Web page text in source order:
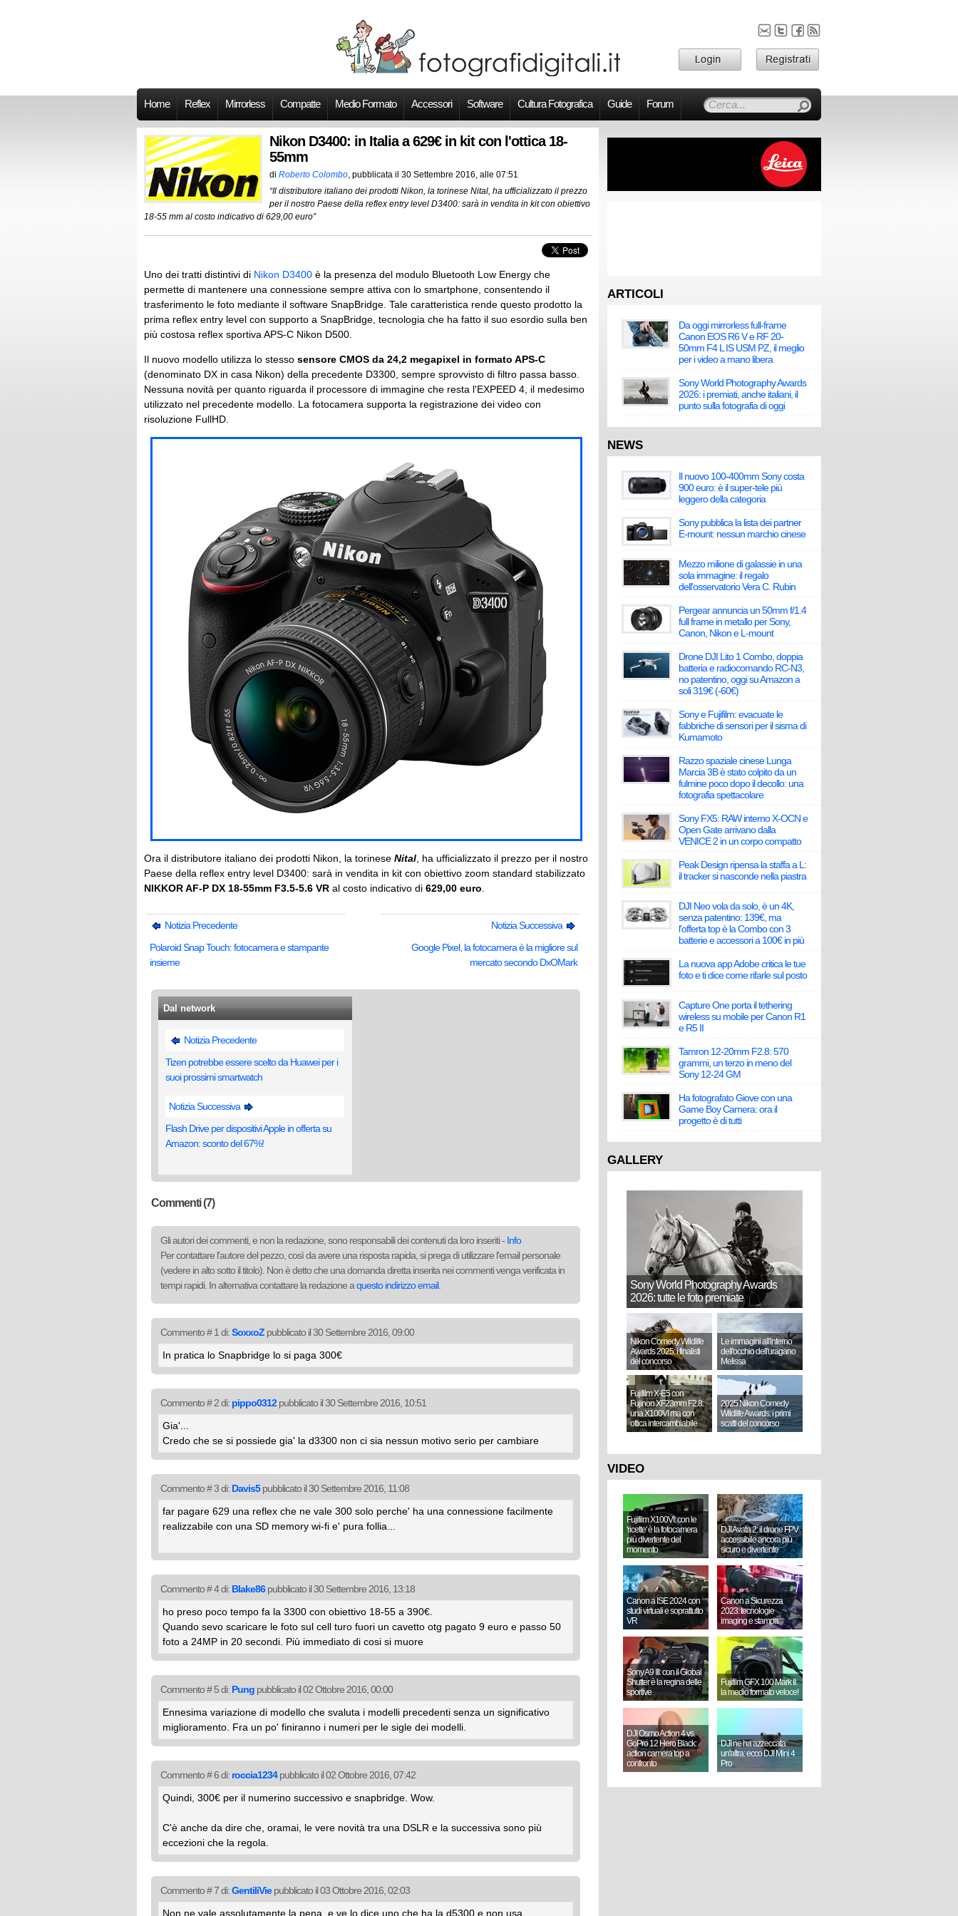
Home Reflex Mirrorless Compatte Medio Formato Accessori Software Cultura Fotografica Guide Forum
Nikon D3400: in Italia a 629€ in kit con l'ottica 18-
55mm
di Roberto Colombo, pubblicata il 30 Settembre 2016, alle 07:51
“Il distributore italiano dei prodotti Nikon, la torinese Nital, ha ufficializzato il prezzo
per il nostro Paese della reflex entry level D3400: sarà in vendita in kit con obiettivo
18-55 mm al costo indicativo di 629,00 euro”
Uno dei tratti distintivi di Nikon D3400 è la presenza del modulo Bluetooth Low Energy che
permette di mantenere una connessione sempre attiva con lo smartphone, consentendo il
trasferimento le foto mediante il software SnapBridge. Tale caratteristica rende questo prodotto la
prima reflex entry level con supporto a SnapBridge, tecnologia che ha fatto il suo esordio sulla ben
più costosa reflex sportiva APS-C Nikon D500.
Il nuovo modello utilizza lo stesso sensore CMOS da 24,2 megapixel in formato APS-C
(denominato DX in casa Nikon) della precedente D3300, sempre sprovvisto di filtro passa basso.
Nessuna novità per quanto riguarda il processore di immagine che resta l'EXPEED 4, il medesimo
utilizzato nel precedente modello. La fotocamera supporta la registrazione dei video con
risoluzione FullHD.
Ora il distributore italiano dei prodotti Nikon, la torinese Nital , ha ufficializzato il prezzo per il nostro
Paese della reflex entry level D3400: sarà in vendita in kit con obiettivo zoom standard stabilizzato
NIKKOR AF-P DX 18-55mm F3.5-5.6 VR al costo indicativo di 629,00 euro
Notizia Precedente
Polaroid Snap Touch: fotocamera e stampante
insieme
Notizia Successiva
Google Pixel, la fotocamera è la migliore sul
mercato secondo DxOMark
Dal network
Notizia Precedente
Tizen potrebbe essere scelto da Huawei per i
suoi prossimi smartwatch
Notizia Successiva
Flash Drive per dispositivi Apple in offerta su
Amazon: sconto del 67%!
Commenti (7)
Gli autori dei commenti, e non la redazione, sono responsabili dei contenuti da loro inseriti - Info
Per contattare l'autore del pezzo, così da avere una risposta rapida, si prega di utilizzare l'email personale
(vedere in alto sotto il titolo). Non è detto che una domanda diretta inserita nei commenti venga verificata in
tempi rapidi. In alternativa contattare la redazione aquesto indirizzo email.
Commento # 1 di:SoxxoZ pubblicato il 30 Settembre 2016, 09:00
In pratica lo Snapbridge lo si paga 300€
Commento # 2 di: pippo0312pubblicato il 30 Settembre 2016, 10:51
Gia'...
Credo che se si possiede gia' la d3300 non ci sia nessun motivo serio per cambiare
Commento # 3 di: Davis5pubblicato il 30 Settembre 2016, 11:08
far pagare 629 una reflex che ne vale 300 solo perche' ha una connessione facilmente
realizzabile con una SD memory wi-fi e' pura follia...
Commento # 4 di: Blake86pubblicato il 30 Settembre 2016, 13:18
ho preso poco tempo fa la 3300 con obiettivo 18-55 a 390€.
Quando sevo scaricare le foto sul cell turo fuori un cavetto otg pagato 9 euro e passo 50
foto a 24MP in 20 secondi. Più immediato di cosi si muore
Commento # 5 di: Pung pubblicato il 02 Ottobre 2016, 00:00
Ennesima variazione di modello che svaluta i modelli precedenti senza un significativo
miglioramento. Fra un po' finiranno i numeri per le sigle dei modelli.
Commento # 6 di: roccia1234pubblicato il 02 Ottobre 2016, 07:42
Quindi, 300€ per il numerino successivo e snapbridge. Wow.
C'è anche da dire che, oramai, le vere novità tra una DSLR e la successiva sono più
eccezioni che la regola.
Commento # 7 di:GentiliViepubblicato il 03 Ottobre 2016, 02:03
Non ne vale assolutamente la pena, e ve lo dice uno che ha la d5300 e non usa
ARTICOLI
Da oggi mirrorless full-frame
Canon EOS R6 V e RF 20-
50mm F4 L IS USM PZ, il meglio
per i video a mano libera
Sony World Photography Awards
2026: i premiati, anche italiani, il
punto sulla fotografia di oggi
NEWS
Il nuovo 100-400mm Sony costa
900 euro: è il super-tele più
leggero della categoria
Sony pubblica la lista dei partner
E-mount: nessun marchio cinese
Mezzo milione di galassie in una
sola immagine: il regalo
dell'osservatorio Vera C. Rubin
Pergear annuncia un 50mm f/1.4
full frame in metallo per Sony,
Canon, Nikon e L-mount
Drone DJI Lito 1 Combo, doppia
batteria e radiocomando RC-N3,
no patentino, oggi su Amazon a
soli 319€ (-60€)
Sony e Fujifilm: evacuate le
fabbriche di sensori per il sisma di
Kumamoto
Razzo spaziale cinese Lunga
Marcia 3B è stato colpito da un
fulmine poco dopo il decollo: una
fotografia spettacolare
Sony FX5: RAW interno X-OCN e
Open Gate arrivano dalla
VENICE 2 in un corpo compatto
Peak Design ripensa la staffa a L:
il tracker si nasconde nella piastra
DJI Neo vola da solo, è un 4K,
senza patentino: 139€, ma
l'offerta top è la Combo con 3
batterie e accessori a 100€ in più
La nuova app Adobe critica le tue
foto e ti dice come rifarle sul posto
Capture One porta il tethering
wireless su mobile per Canon R1
e R5 II
Tamron 12-20mm F2.8: 570
grammi, un terzo in meno del
Sony 12-24 GM
Ha fotografato Giove con una
Game Boy Camera: ora il
progetto è di tutti
GALLERY
Sony World Photography Awards
2026: tutte le foto premiate
Nikon Comedy Wildlife
Awards 2025: i finalisti
del concorso
Le immagini all'interno
dell'occhio dell'uragano
Melissa
Fujifilm X-E5 con
Fujinon XF23mm F2.8:
una X100VI ma con
ottica intercambiabile
2025 Nikon Comedy
Wildlife Awards: i primi
scatti del concorso
VIDEO
Fujifilm X100VI: con le
'ricette' è la fotocamera
più divertente del
momento
DJI Avata 2: il drone FPV
accessibile ancora più
sicuro e divertente
Canon a ISE 2024 con
studi virtuali e soprattutto
VR
Canon a Sicurezza
2023: tecnologie
imaging e stampa
Sony A9 III: con il Global
Shutter è la regina delle
sportive
Fujifilm GFX 100 Mark II:
la medio formato veloce!
DJI Osmo Action 4 vs.
GoPro 12 Hero Black:
action camera top a
confronto
DJI ne ha azzeccata
un'altra: ecco DJI Mini 4
Pro